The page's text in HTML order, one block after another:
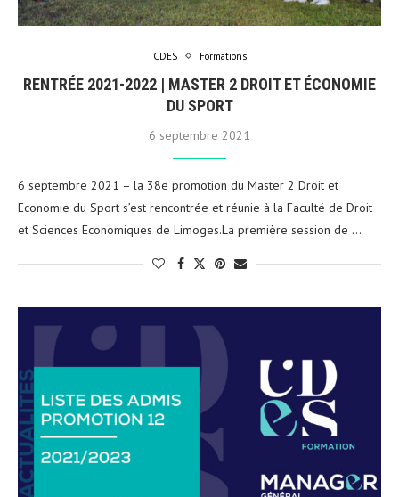
CDES Formations
RENTRÉE 2021-2022 | MASTER 2 DROIT ET ÉCONOMIE
DU SPORT
6 septembre 2021
6 septembre 2021 – la 38e promotion du Master 2 Droit et
Economie du Sport s’est rencontrée et réunie à la Faculté de Droit
et Sciences Économiques de Limoges.La première session de …